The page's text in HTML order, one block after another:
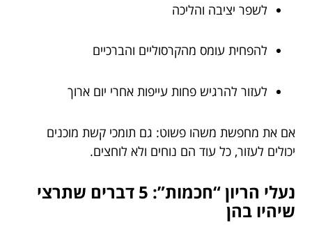
לשפר יציבה והליכה
להפחית עומס מהקרסוליים והברכיים
לעזור להרגיש פחות עייפות אחרי יום ארוך
אם את מחפשת משהו פשוט: גם תומכי קשת מוכנים
יכולים לעזור, כל עוד הם נוחים ולא לוחצים.
נעלי הריון “חכמות”: 5 דברים שתרצי
שיהיו בהן